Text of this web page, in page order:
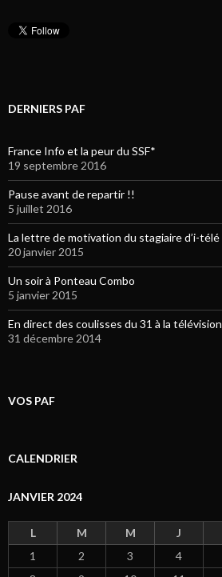
DERNIERS PAF
France Info et la peur du SSF*
19 septembre 2016
Pause avant de repartir !!
5 juillet 2016
La lettre de motivation du stagiaire d’i-télé
20 janvier 2015
Un soir à Ponteau Combo
5 janvier 2015
En direct des coulisses du 31 à la télévision
31 décembre 2014
VOS PAF
CALENDRIER
JANVIER 2024
L M M J
1
2 3 4